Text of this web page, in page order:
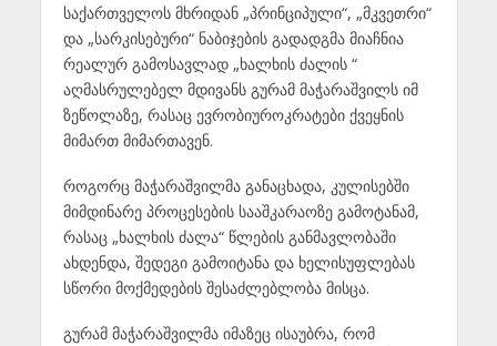
საქართველოს მხრიდან „პრინციპული“, „მკვეთრი“
და „სარკისებური“ ნაბიჯების გადადგმა მიაჩნია
რეალურ გამოსავლად „ხალხის ძალის “
აღმასრულებელ მდივანს გურამ მაჭარაშვილს იმ
ზეწოლაზე, რასაც ევრობიუროკრატები ქვეყნის
მიმართ მიმართავენ.
როგორც მაჭარაშვილმა განაცხადა, კულისებში
მიმდინარე პროცესების სააშკარაოზე გამოტანამ,
რასაც „ხალხის ძალა“ წლების განმავლობაში
ახდენდა, შედეგი გამოიტანა და ხელისუფლებას
სწორი მოქმედების შესაძლებლობა მისცა.
გურამ მაჭარაშვილმა იმაზეც ისაუბრა, რომ